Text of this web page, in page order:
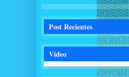
Post Recientes
Video